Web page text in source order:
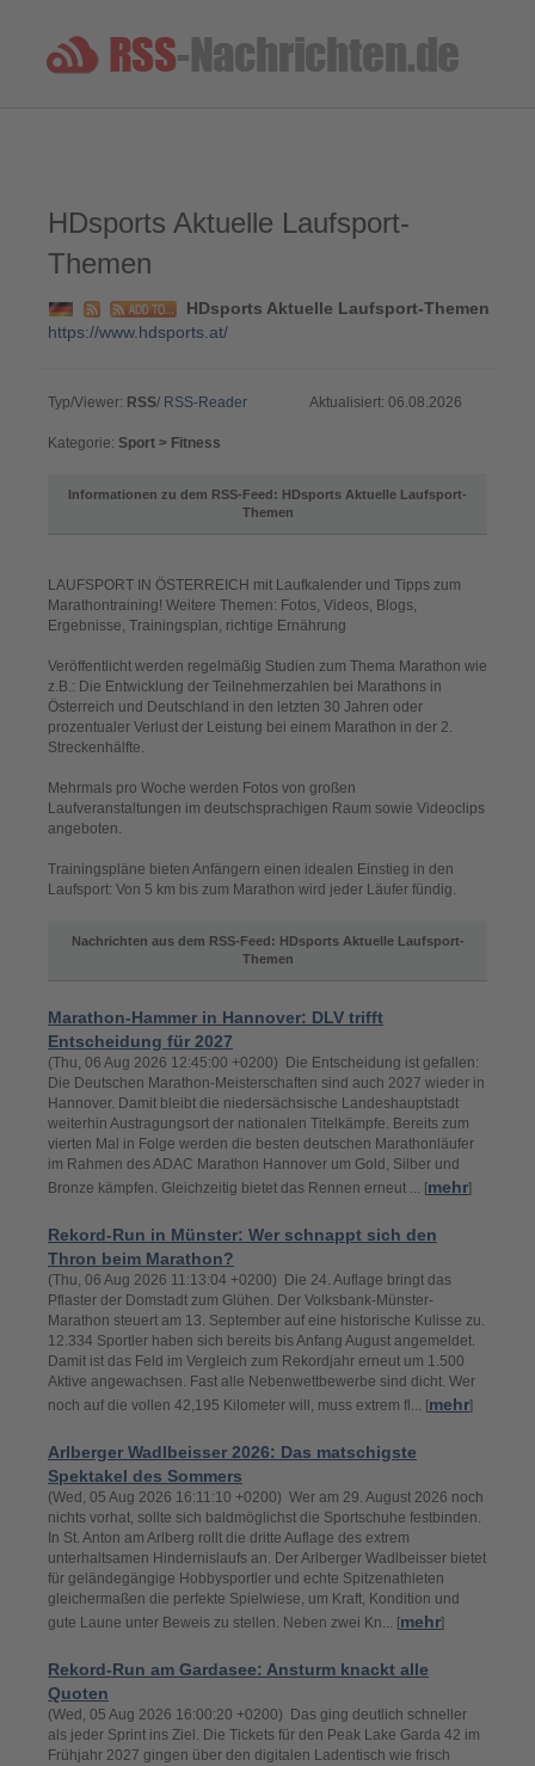
HDsports Aktuelle Laufsport-
Themen
HDsports Aktuelle Laufsport-Themen
https://www.hdsports.at/
Typ/Viewer: RSS/ RSS-Reader Aktualisiert: 06.08.2026
Kategorie: Sport > Fitness
Informationen zu dem RSS-Feed: HDsports Aktuelle Laufsport-
Themen
LAUFSPORT IN ÖSTERREICH mit Laufkalender und Tipps zum
Marathontraining! Weitere Themen: Fotos, Videos, Blogs,
Ergebnisse, Trainingsplan, richtige Ernährung
Veröffentlicht werden regelmäßig Studien zum Thema Marathon wie
z.B.: Die Entwicklung der Teilnehmerzahlen bei Marathons in
Österreich und Deutschland in den letzten 30 Jahren oder
prozentualer Verlust der Leistung bei einem Marathon in der 2.
Streckenhälfte.
Mehrmals pro Woche werden Fotos von großen
Laufveranstaltungen im deutschsprachigen Raum sowie Videoclips
angeboten.
Trainingspläne bieten Anfängern einen idealen Einstieg in den
Laufsport: Von 5 km bis zum Marathon wird jeder Läufer fündig.
Nachrichten aus dem RSS-Feed: HDsports Aktuelle Laufsport-
Themen
Marathon-Hammer in Hannover: DLV trifft
Entscheidung für 2027
(Thu, 06 Aug 2026 12:45:00 +0200) Die Entscheidung ist gefallen:
Die Deutschen Marathon-Meisterschaften sind auch 2027 wieder in
Hannover. Damit bleibt die niedersächsische Landeshauptstadt
weiterhin Austragungsort der nationalen Titelkämpfe. Bereits zum
vierten Mal in Folge werden die besten deutschen Marathonläufer
im Rahmen des ADAC Marathon Hannover um Gold, Silber und
Bronze kämpfen. Gleichzeitig bietet das Rennen erneut ... [mehr]
Rekord-Run in Münster: Wer schnappt sich den
Thron beim Marathon?
(Thu, 06 Aug 2026 11:13:04 +0200) Die 24. Auflage bringt das
Pflaster der Domstadt zum Glühen. Der Volksbank-Münster-
Marathon steuert am 13. September auf eine historische Kulisse zu.
12.334 Sportler haben sich bereits bis Anfang August angemeldet.
Damit ist das Feld im Vergleich zum Rekordjahr erneut um 1.500
Aktive angewachsen. Fast alle Nebenwettbewerbe sind dicht. Wer
noch auf die vollen 42,195 Kilometer will, muss extrem fl... [mehr]
Arlberger Wadlbeisser 2026: Das matschigste
Spektakel des Sommers
(Wed, 05 Aug 2026 16:11:10 +0200) Wer am 29. August 2026 noch
nichts vorhat, sollte sich baldmöglichst die Sportschuhe festbinden.
In St. Anton am Arlberg rollt die dritte Auflage des extrem
unterhaltsamen Hindernislaufs an. Der Arlberger Wadlbeisser bietet
für geländegängige Hobbysportler und echte Spitzenathleten
gleichermaßen die perfekte Spielwiese, um Kraft, Kondition und
gute Laune unter Beweis zu stellen. Neben zwei Kn... [mehr]
Rekord-Run am Gardasee: Ansturm knackt alle
Quoten
(Wed, 05 Aug 2026 16:00:20 +0200) Das ging deutlich schneller
als jeder Sprint ins Ziel. Die Tickets für den Peak Lake Garda 42 im
Frühjahr 2027 gingen über den digitalen Ladentisch wie frisch